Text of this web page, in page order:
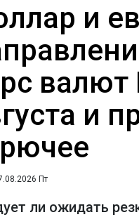
и
и
Пт
ли ожидать